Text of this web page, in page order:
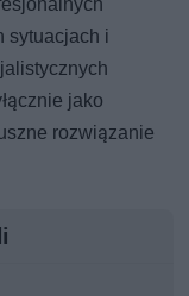
sytuacjach i
jako
rozwiązanie